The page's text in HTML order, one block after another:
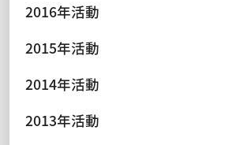
2016年活動
2015年活動
2014年活動
2013年活動